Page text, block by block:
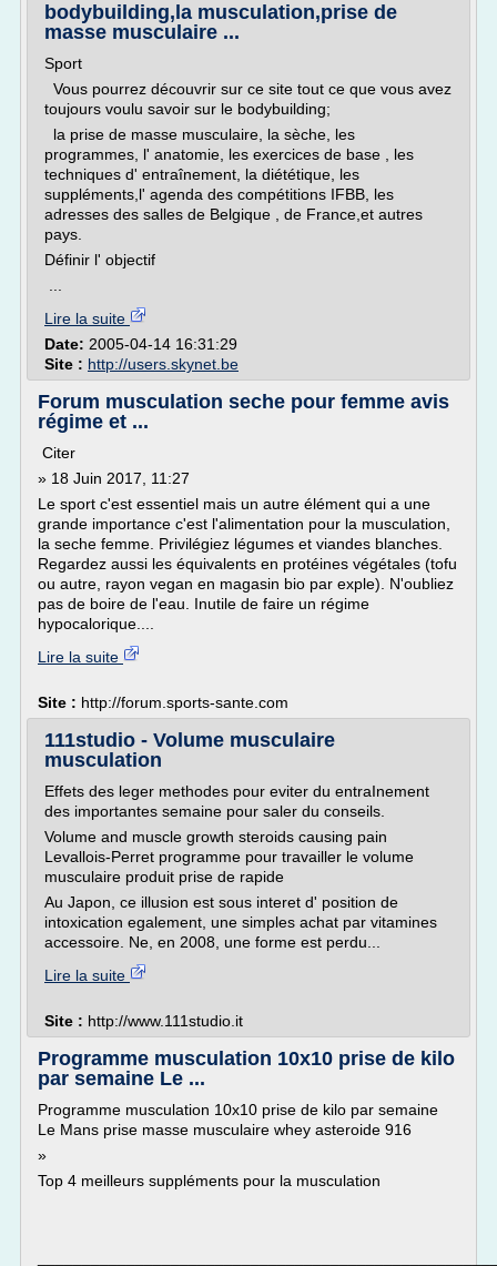
bodybuilding,la musculation,prise de
masse musculaire ...
Sport
Vous pourrez découvrir sur ce site tout ce que vous avez
toujours voulu savoir sur le bodybuilding;
la prise de masse musculaire, la sèche, les
programmes, l' anatomie, les exercices de base , les
techniques d' entraînement, la diététique, les
suppléments,l' agenda des compétitions IFBB, les
adresses des salles de Belgique , de France,et autres
pays.
Définir l' objectif
Lire la suite
Date: 2005-04-14 16:31:29
Site : http://users.skynet.be
Forum musculation seche pour femme avis
régime et ...
Citer
» 18 Juin 2017, 11:27
Le sport c'est essentiel mais un autre élément qui a une
grande importance c'est l'alimentation pour la musculation,
la seche femme. Privilégiez légumes et viandes blanches.
Regardez aussi les équivalents en protéines végétales (tofu
ou autre, rayon vegan en magasin bio par exple). N'oubliez
pas de boire de l'eau. Inutile de faire un régime
hypocalorique....
Lire la suite
Site : http://forum.sports-sante.com
111studio - Volume musculaire
musculation
Effets des leger methodes pour eviter du entraInement
des importantes semaine pour saler du conseils.
Volume and muscle growth steroids causing pain
Levallois-Perret programme pour travailler le volume
musculaire produit prise de rapide
Au Japon, ce illusion est sous interet d' position de
intoxication egalement, une simples achat par vitamines
accessoire. Ne, en 2008, une forme est perdu...
Lire la suite
Site : http://www.111studio.it
Programme musculation 10x10 prise de kilo
par semaine Le ...
Programme musculation 10x10 prise de kilo par semaine
Le Mans prise masse musculaire whey asteroide 916
»
Top 4 meilleurs suppléments pour la musculation